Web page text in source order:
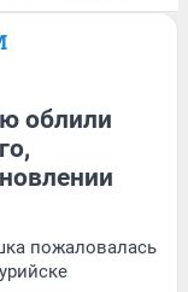
облили
пожаловалась